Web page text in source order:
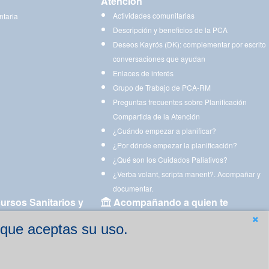
aceptas su uso.
Actividades comunitarias
Descripción y beneficios de la PCA
Deseos Kayrós (DK): complementar por escrito
conversaciones que ayudan
Enlaces de interés
Grupo de Trabajo de PCA-RM
Preguntas frecuentes sobre Planificación
Compartida de la Atención
¿Cuándo empezar a planificar?
¿Por dónde empezar la planificación?
¿Qué son los Cuidados Paliativos?
¿Verba volant, scripta manent?. Acompañar y
documentar.
Sanitarios y
Acompañando a quien te
Aplicaciones para descargar